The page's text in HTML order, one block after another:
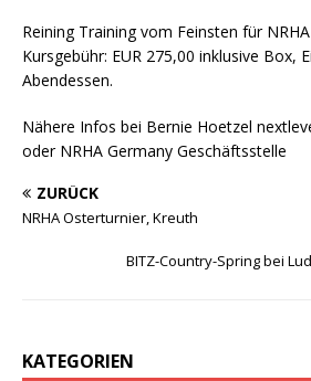
Reining Training vom Feinsten für
Kursgebühr: EUR 275,00 inklusive Box,
Abendessen.
Nähere Infos bei Bernie Hoetzel
oder NRHA Germany Geschäftsstelle
ZURÜCK
NRHA Osterturnier, Kreuth
BITZ-Country-Spring bei
KATEGORIEN